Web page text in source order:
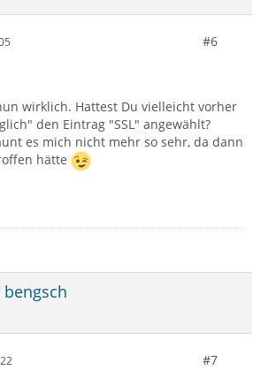
#6
wirklich. Hattest Du vielleicht vorher
den Eintrag "SSL" angewählt?
es mich nicht mehr so sehr, da dann
hätte
#7